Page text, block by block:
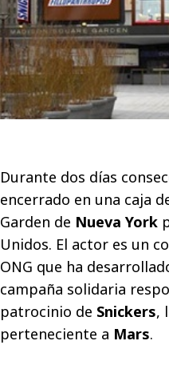
Durante dos días
encerrado en una caja
Garden de Nueva York
Unidos. El actor es un
ONG que ha
campaña solidaria
patrocinio de Snickers,
perteneciente a Mars.